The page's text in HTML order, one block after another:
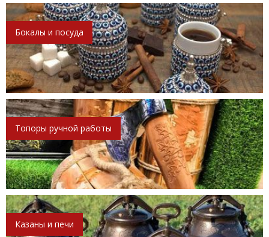
Бокалы и посуда
Топоры ручной работы
Казаны и печи